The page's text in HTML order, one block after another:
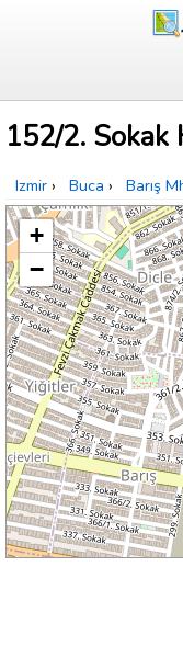
152/2. Sokak
Izmir › Buca › Barış
+
−